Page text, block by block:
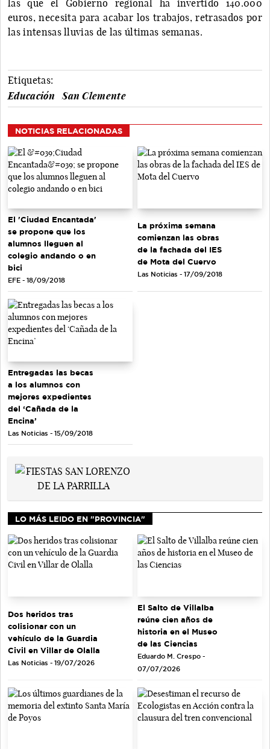
las que el Gobierno regional ha invertido 140.000
euros, necesita para acabar los trabajos, retrasados por
las intensas lluvias de las últimas semanas.
Etiquetas:
Educación
San Clemente
NOTICIAS RELACIONADAS
El 'Ciudad Encantada'
se propone que los
alumnos lleguen al
colegio andando o en
bici
EFE - 18/09/2018
La próxima semana
comienzan las obras
de la fachada del IES
de Mota del Cuervo
Las Noticias - 17/09/2018
Entregadas las becas
a los alumnos con
mejores expedientes
del ‘Cañada de la
Encina’
Las Noticias - 15/09/2018
LO MÁS LEIDO EN "PROVINCIA"
Dos heridos tras
colisionar con un
vehículo de la Guardia
Civil en Villar de Olalla
Las Noticias - 19/07/2026
El Salto de Villalba
reúne cien años de
historia en el Museo
de las Ciencias
Eduardo M. Crespo -
07/07/2026